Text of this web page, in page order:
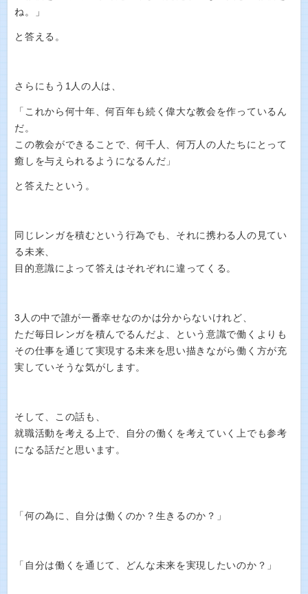
ね。」
と答える。
さらにもう1人の人は、
「これから何十年、何百年も続く偉大な教会を作っているん
だ。
この教会ができることで、何千人、何万人の人たちにとって
癒しを与えられるようになるんだ」
と答えたという。
同じレンガを積むという行為でも、それに携わる人の見てい
る未来、
目的意識によって答えはそれぞれに違ってくる。
3人の中で誰が一番幸せなのかは分からないけれど、
ただ毎日レンガを積んでるんだよ、という意識で働くよりも
その仕事を通じて実現する未来を思い描きながら働く方が充
実していそうな気がします。
そして、この話も、
就職活動を考える上で、自分の働くを考えていく上でも参考
になる話だと思います。
「何の為に、自分は働くのか？生きるのか？」
「自分は働くを通じて、どんな未来を実現したいのか？」